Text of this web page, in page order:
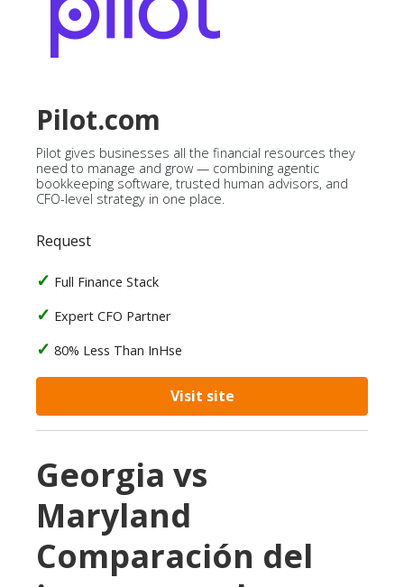
Pilot.com
Pilot gives businesses all the financial resources they
need to manage and grow — combining agentic
bookkeeping software, trusted human advisors, and
CFO-level strategy in one place.
Request
Full Finance Stack
Expert CFO Partner
80% Less Than InHse
Visit site
Georgia vs
Maryland
Comparación del